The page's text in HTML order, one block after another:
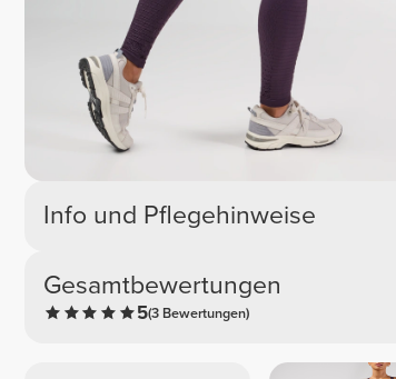
Info und Pflegehinweise
Gesamtbewertungen
5(3 Bewertungen)